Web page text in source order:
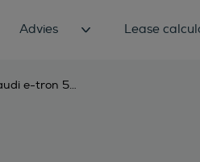
Advies Lease
audi e-tron 55 quattro s edition 95 kwh